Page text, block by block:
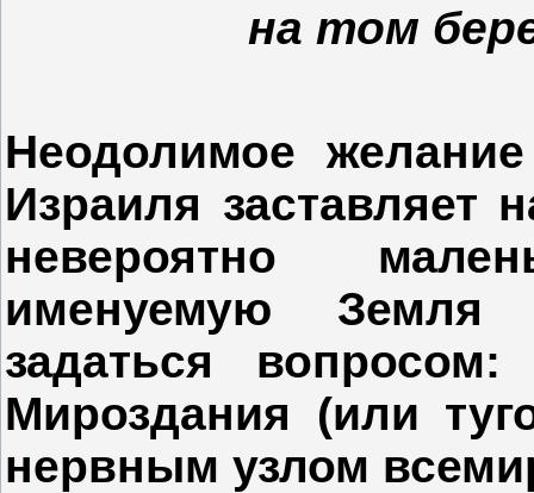
на том
Неодолимое
Израиля заставляет
невероятно
именуемую Земля
задаться
Мироздания (или
нервным узлом